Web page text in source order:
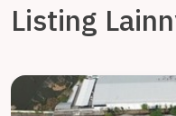
Listing